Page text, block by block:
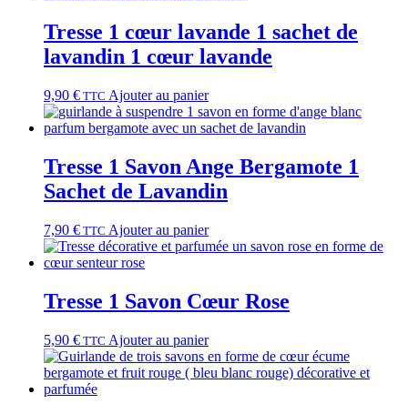
Tresse 1 cœur lavande 1 sachet de
lavandin 1 cœur lavande
9,90 € TTC Ajouter au panier
Tresse 1 Savon Ange Bergamote 1
Sachet de Lavandin
7,90 € TTC Ajouter au panier
Tresse 1 Savon Cœur Rose
5,90 € TTC Ajouter au panier